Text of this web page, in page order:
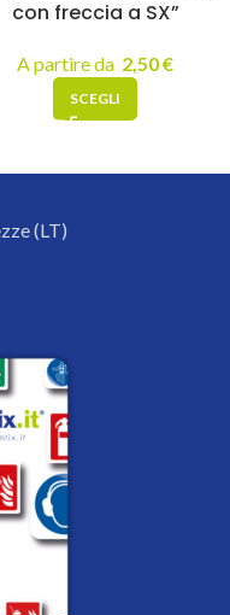
con freccia a SX”
A partire da 2,50€
SCEGLI
(LT)